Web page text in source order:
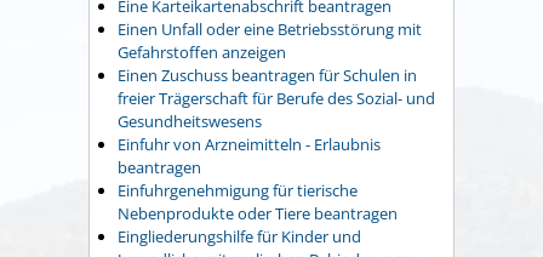
Eine Karteikartenabschrift beantragen
Einen Unfall oder eine Betriebsstörung mit
Gefahrstoffen anzeigen
Einen Zuschuss beantragen für Schulen in
freier Trägerschaft für Berufe des Sozial- und
Gesundheitswesens
Einfuhr von Arzneimitteln - Erlaubnis
beantragen
Einfuhrgenehmigung für tierische
Nebenprodukte oder Tiere beantragen
Eingliederungshilfe für Kinder und